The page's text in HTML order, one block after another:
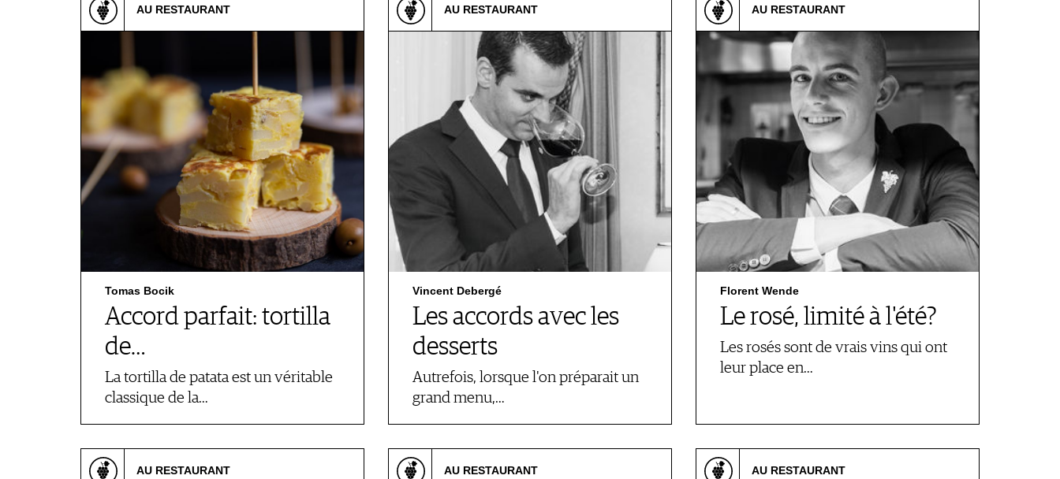
AU RESTAURANT
Tomas Bocik
Accord parfait: tortilla
de…
La tortilla de patata est un véritable
classique de la…
AU RESTAURANT
AU RESTAURANT
Vincent Debergé
Les accords avec les
desserts
Autrefois, lorsque l'on préparait un
grand menu,…
AU RESTAURANT
AU RESTAURANT
Florent Wende
Le rosé, limité à l'été?
Les rosés sont de vrais vins qui ont
leur place en…
AU RESTAURANT